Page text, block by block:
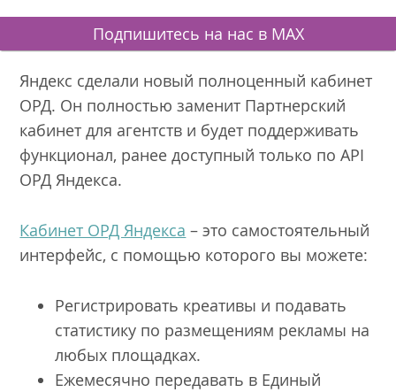
Подпишитесь на нас в MAX
Яндекс сделали новый полноценный кабинет
ОРД. Он полностью заменит Партнерский
кабинет для агентств и будет поддерживать
функционал, ранее доступный только по API
ОРД Яндекса.
Кабинет ОРД Яндекса – это самостоятельный
интерфейс, с помощью которого вы можете:
Регистрировать креативы и подавать
статистику по размещениям рекламы на
любых площадках.
Ежемесячно передавать в Единый